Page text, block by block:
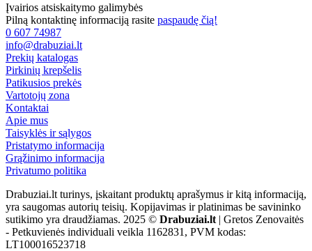
Įvairios atsiskaitymo galimybės
Pilną kontaktinę informaciją rasite paspaudę čią!
0 607 74987
info@drabuziai.lt
Prekių katalogas
Pirkinių krepšelis
Patikusios prekės
Vartotojų zona
Kontaktai
Apie mus
Taisyklės ir sąlygos
Pristatymo informacija
Grąžinimo informacija
Privatumo politika
Drabuziai.lt turinys, įskaitant produktų aprašymus ir kitą informaciją,
yra saugomas autorių teisių. Kopijavimas ir platinimas be savininko
sutikimo yra draudžiamas. 2025 © Drabuziai.lt | Gretos Zenovaitės
- Petkuvienės individuali veikla 1162831, PVM kodas:
LT100016523718